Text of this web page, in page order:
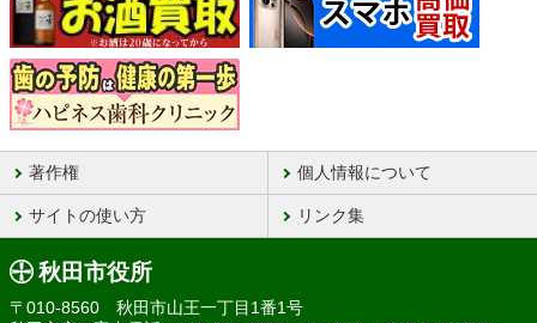
著作権 個人情報について
サイトの使い方 リンク集
秋田市役所
〒010-8560 秋田市山王一丁目1番1号